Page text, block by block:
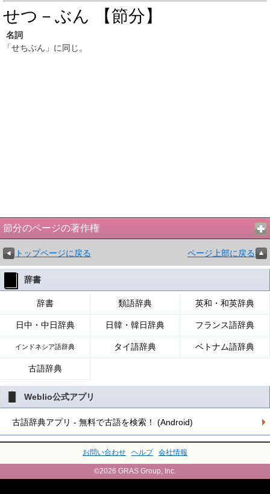
せつ－ぶん 【節分】
名詞
「せちぶん」に同じ。
節分のページの著作権
トップページに戻る ページ上部に戻る
辞書
辞書 類語辞典 英和・和英辞典
日中・中日辞典 日韓・韓日辞典 フランス語辞典
インドネシア語辞典 タイ語辞典 ベトナム語辞典
古語辞典
Weblio公式アプリ
古語辞典アプリ - 無料で古語を検索！ (Android)
お問い合わせ ヘルプ 会社情報
©2026 GRAS Group, Inc.